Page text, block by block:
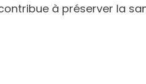
à préserver la